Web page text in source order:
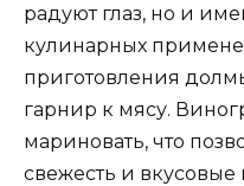
радуют глаз, но и
кулинарных
приготовления
гарнир к мясу.
мариновать, что
свежесть и вкусовые